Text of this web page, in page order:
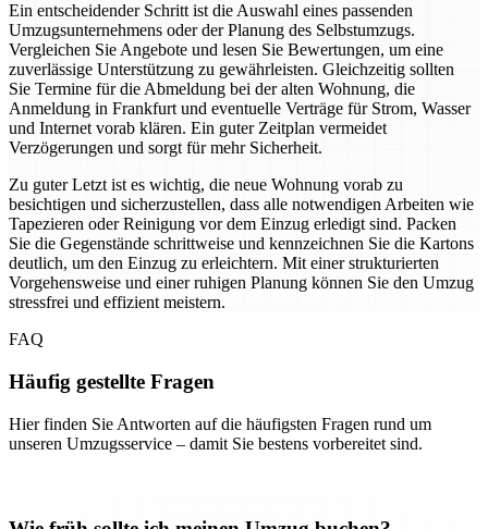
Ein entscheidender Schritt ist die Auswahl eines passenden
Umzugsunternehmens oder der Planung des Selbstumzugs.
Vergleichen Sie Angebote und lesen Sie Bewertungen, um eine
zuverlässige Unterstützung zu gewährleisten. Gleichzeitig sollten
Sie Termine für die Abmeldung bei der alten Wohnung, die
Anmeldung in Frankfurt und eventuelle Verträge für Strom, Wasser
und Internet vorab klären. Ein guter Zeitplan vermeidet
Verzögerungen und sorgt für mehr Sicherheit.
Zu guter Letzt ist es wichtig, die neue Wohnung vorab zu
besichtigen und sicherzustellen, dass alle notwendigen Arbeiten wie
Tapezieren oder Reinigung vor dem Einzug erledigt sind. Packen
Sie die Gegenstände schrittweise und kennzeichnen Sie die Kartons
deutlich, um den Einzug zu erleichtern. Mit einer strukturierten
Vorgehensweise und einer ruhigen Planung können Sie den Umzug
stressfrei und effizient meistern.
FAQ
Häufig gestellte Fragen
Hier finden Sie Antworten auf die häufigsten Fragen rund um
unseren Umzugsservice – damit Sie bestens vorbereitet sind.